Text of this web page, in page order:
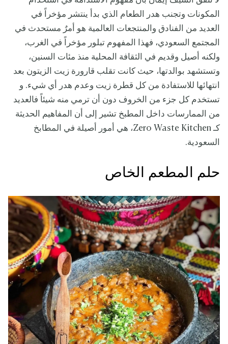
المكونات وتجنب هدر الطعام الذي بدأ ينتشر مؤخراً في
العديد من الفنادق والمنتجعات العالمية هو أمرٌ مستحدث في
المجتمع السعودي، فهذا المفهوم تبلور مؤخراً في الغرب،
ولكنه أصيل وقديم في الثقافة المحلية منذ مئات السنين،
وتستشهد بوالدتها، حيث كانت تقلب قارورة زيت الزيتون بعد
انتهائها للاستفادة من كل قطرة زيت وعدم هدر أي شيء. و
تستخدم كل جزء من الخروف دون أن ترمي منه شيئاً فالعديد
من الممارسات داخل المطبخ تشير إلى أن المفاهيم الحديثة
كـ Zero Waste Kitchen، هي أمور أصيلة في المطابخ
السعودية.
حلم المطعم الخاص